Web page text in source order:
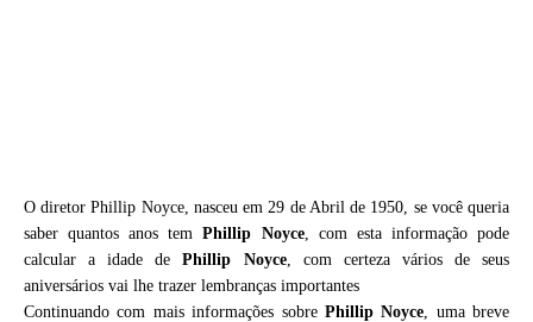
O diretor Phillip Noyce, nasceu em 29 de Abril de 1950, se você queria
saber quantos anos temPhillip Noyce, com esta informação pode
calcular a idade dePhillip Noyce, com certeza vários de seus
aniversários vai lhe trazer lembranças importantes
Continuando com mais informações sobre Phillip Noyce, uma breve